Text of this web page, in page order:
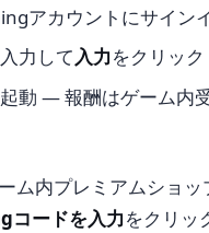
アカウントにサイン
力して入力をクリック
動 — 報酬はゲーム内
ム内プレミアムショッ
ードを入力をクリッ